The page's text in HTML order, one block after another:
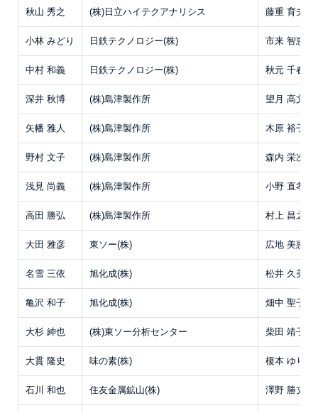
秋山 秀之 (株)日立ハイテクアナリシス 藤重 育夫
小林 みどり 日鉄テクノロジー(株) 市来 智恵子
中村 和義 日鉄テクノロジー(株) 秋元 千春
深井 秋博 (株)島津製作所 望月 高文
矢幡 雅人 (株)島津製作所 木原 裕子
野村 文子 (株)島津製作所 森内 栄次
浅見 尚義 (株)島津製作所 小野 直孝
高田 勝弘 (株)島津製作所 村上 昌之
大田 雅彦 東ソー(株) 広地 美惠子
名雪 三依 旭化成(株) 松井 久美
亀沢 和子 旭化成(株) 畑中 聖子
大杉 紳也 (株)東ソー分析センター 柴田 靖子
大貫 隆史 味の素(株) 榎本 ゆり子
石川 和也 住友金属鉱山(株) 澤野 勝丈